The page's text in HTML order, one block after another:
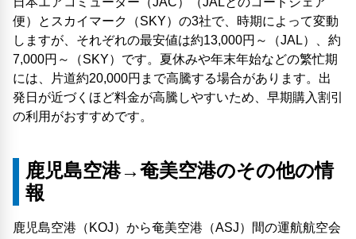
便）とスカイマーク（SKY）の3社で、時期によって変動
しますが、それぞれの最安値は約13,000円～（JAL）、約
7,000円～（SKY）です。夏休みや年末年始などの繁忙期
には、片道約20,000円まで高騰する場合があります。出
発日が近づくほど料金が高騰しやすいため、早期購入割引
の利用がおすすめです。
鹿児島空港→奄美空港のその他の情
報
鹿児島空港（KOJ）から奄美空港（ASJ）間の運航航空会